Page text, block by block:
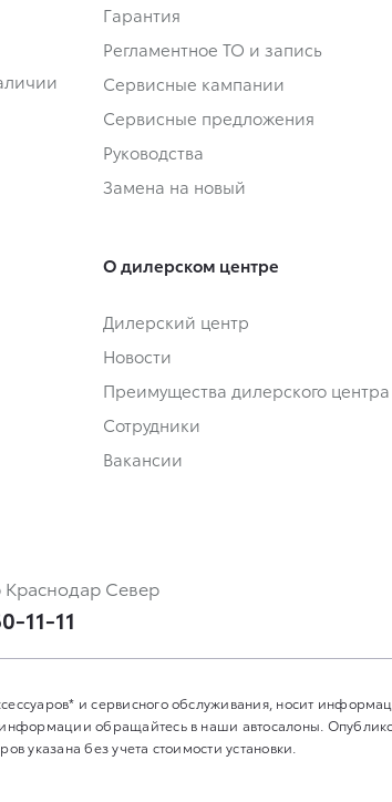
Гарантия
Регламентное ТО и запись
Сервисные кампании
Сервисные предложения
Руководства
Замена на новый
О дилерском центре
Дилерский центр
Новости
Преимущества дилерского центра
Сотрудники
Вакансии
Краснодар Север
11-11
и сервисного обслуживания, носит
обращайтесь в наши автосалоны.
указана без учета стоимости установки.